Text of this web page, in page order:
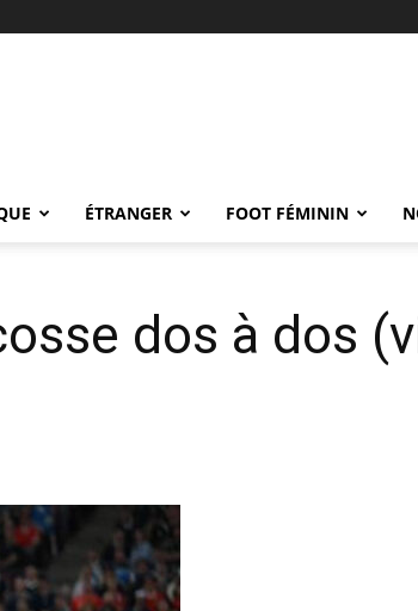
ÉTRANGER FOOT FÉMININ
dos à dos